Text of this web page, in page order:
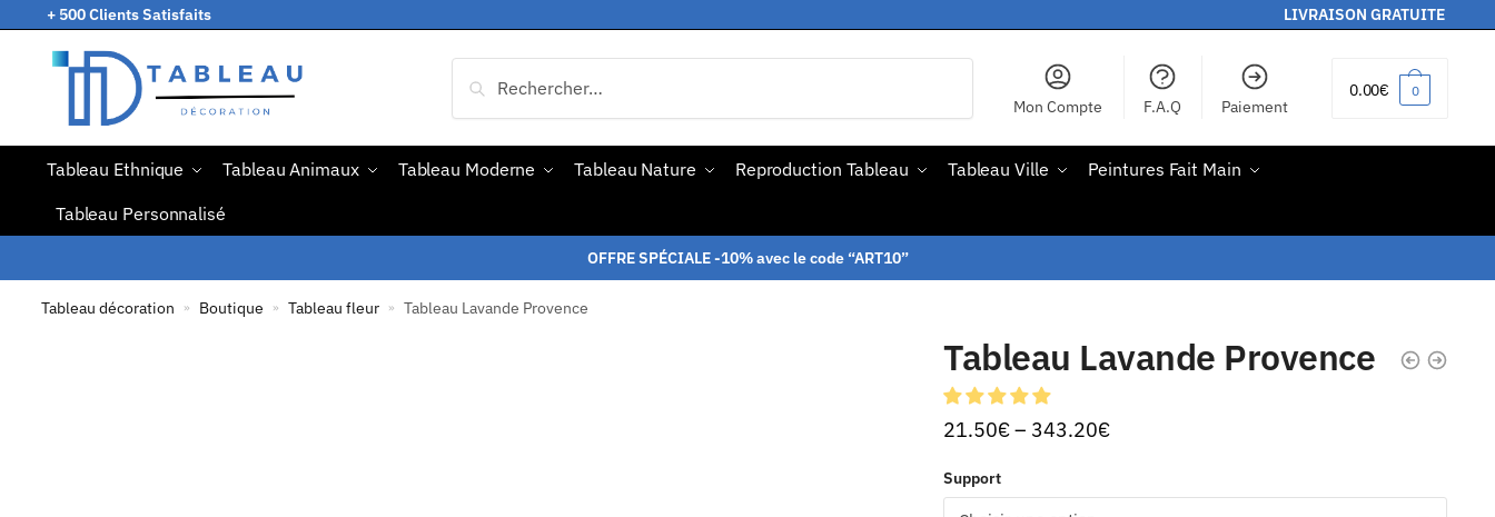
+ 500 Clients Satisfaits LIVRAISON GRATUITE
Mon Compte F.A.Q Paiement
0.00€ 0
Tableau Ethnique Tableau Animaux Tableau Moderne Tableau Nature Reproduction Tableau Tableau Ville
Peintures Fait Main
Tableau Personnalisé
OFFRE SPÉCIALE -10% avec le code “ART10”
Tableau décoration » Boutique » Tableau fleur » Tableau Lavande Provence
Tableau Lavande Provence
21.50€– 343.20€
Support